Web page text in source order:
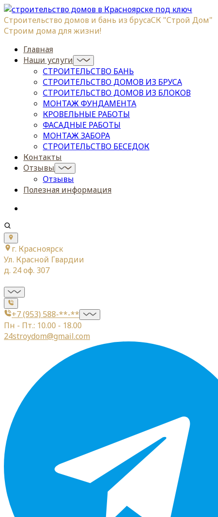
Строительство домов и бань из брусаСК "Строй Дом"
Строим дома для жизни!
Главная
Наши услуги
СТРОИТЕЛЬСТВО БАНЬ
СТРОИТЕЛЬСТВО ДОМОВ ИЗ БРУСА
СТРОИТЕЛЬСТВО ДОМОВ ИЗ БЛОКОВ
МОНТАЖ ФУНДАМЕНТА
КРОВЕЛЬНЫЕ РАБОТЫ
ФАСАДНЫЕ РАБОТЫ
МОНТАЖ ЗАБОРА
СТРОИТЕЛЬСТВО БЕСЕДОК
Контакты
Отзывы
Отзывы
Полезная информация
г. Красноярск
Ул. Красной Гвардии
д. 24 оф. 307
+7 (953) 588-**-**
Пн - Пт.: 10.00 - 18.00
24stroydom@gmail.com